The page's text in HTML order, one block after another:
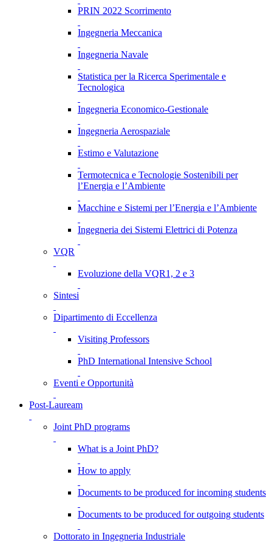
PRIN 2022 Scorrimento
Ingegneria Meccanica
Ingegneria Navale
Statistica per la Ricerca Sperimentale e
Tecnologica
Ingegneria Economico-Gestionale
Ingegneria Aerospaziale
Estimo e Valutazione
Termotecnica e Tecnologie Sostenibili per
l’Energia e l’Ambiente
Macchine e Sistemi per l’Energia e l’Ambiente
Ingegneria dei Sistemi Elettrici di Potenza
VQR
Evoluzione della VQR1, 2 e 3
Sintesi
Dipartimento di Eccellenza
Visiting Professors
PhD International Intensive School
Eventi e Opportunità
Post-Lauream
Joint PhD programs
What is a Joint PhD?
How to apply
Documents to be produced for incoming students
Documents to be produced for outgoing students
Dottorato in Ingegneria Industriale